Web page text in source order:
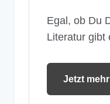
Egal, ob Du
Literatur gibt
Jetzt